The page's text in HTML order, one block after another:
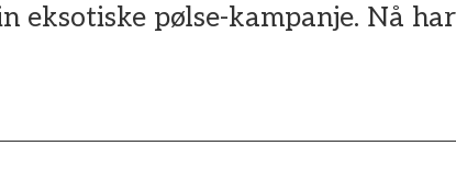
eksotiske pølse-kampanje. Nå